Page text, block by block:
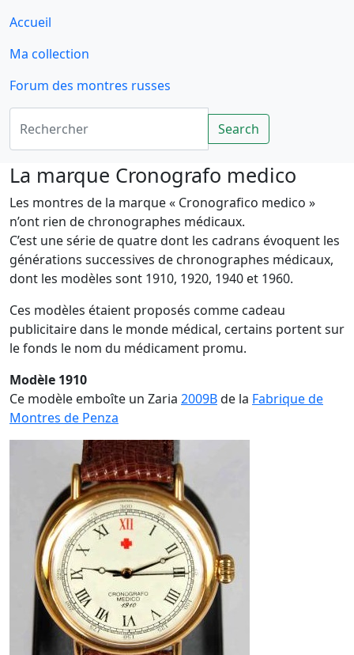
Accueil
Ma collection
Forum des montres russes
Rechercher
Search
La marque Cronografo medico
Les montres de la marque « Cronografico medico »
n’ont rien de chronographes médicaux.
C’est une série de quatre dont les cadrans évoquent les
générations successives de chronographes médicaux,
dont les modèles sont 1910, 1920, 1940 et 1960.
Ces modèles étaient proposés comme cadeau
publicitaire dans le monde médical, certains portent sur
le fonds le nom du médicament promu.
Modèle 1910
Ce modèle emboîte un Zaria 2009Bde la Fabrique de
Montres de Penza